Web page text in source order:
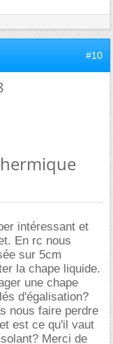
#10
intéressant et
En rc nous
sur 5cm
la chape liquide.
une chape
d'égalisation?
nous faire perdre
est ce qu'il vaut
Merci de